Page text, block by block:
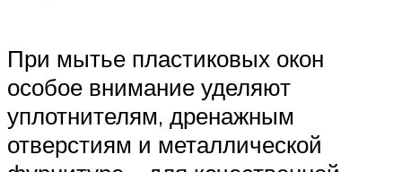
При мытье пластиковых окон
особое внимание уделяют
уплотнителям, дренажным
отверстиям и металлической